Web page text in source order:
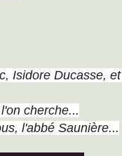
Isidore Ducasse, et
cherche...
l'abbé Saunière...